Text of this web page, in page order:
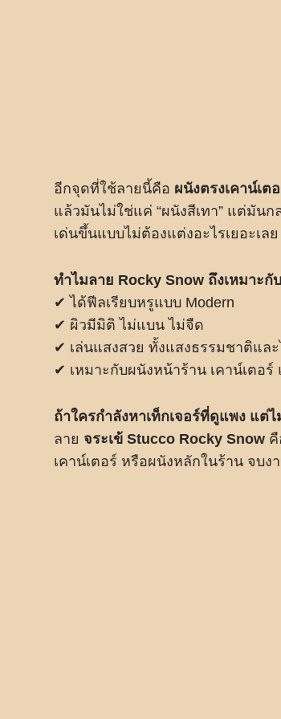
อีกจุดที่ใช้ลายนี้คือ ผนังตรงเคาน์เต
แล้วมันไม่ใช่แค่ “ผนังสีเทา” แต่มัน
เด่นขึ้นแบบไม่ต้องแต่งอะไรเยอะเลย
ทำไมลาย Rocky Snow ถึงเหมาะกั
✔ ได้ฟีลเรียบหรูแบบ Modern
✔ ผิวมีมิติ ไม่แบน ไม่จืด
✔ เล่นแสงสวย ทั้งแสงธรรมชาติแล
✔ เหมาะกับผนังหน้าร้าน เคาน์เตอ
ถ้าใครกำลังหาเท็กเจอร์ที่ดูแพง แต่ไ
ลาย จระเข้ Stucco Rocky Snow คื
เคาน์เตอร์ หรือผนังหลักในร้าน จบ